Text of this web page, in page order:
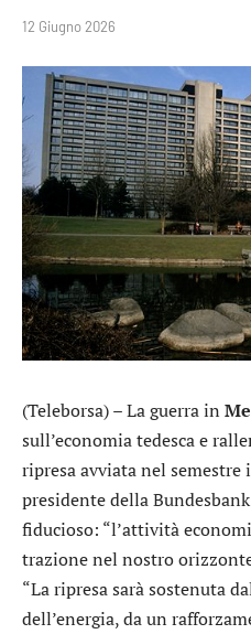
12 Giugno 2026
(Teleborsa) – La guerra in
sull’economia tedesca e
ripresa avviata nel
presidente della Bundesbank
fiducioso: “l’attività
trazione nel nostro
“La ripresa sarà sostenuta
dell’energia, da un